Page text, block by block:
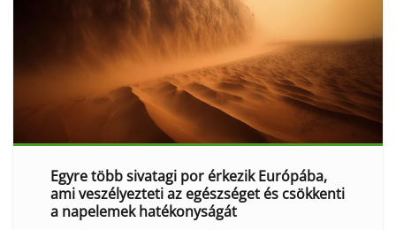
Egyre több sivatagi por érkezik Európába,
ami veszélyezteti az egészséget és csökkenti
a napelemek hatékonyságát